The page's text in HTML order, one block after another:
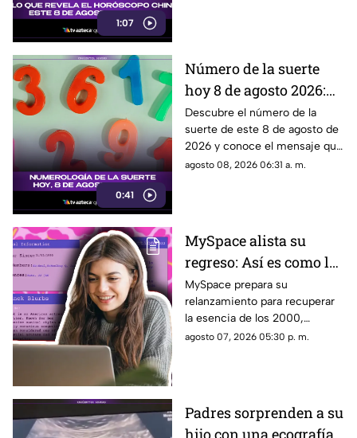
1:07
0:41
Número de la suerte
hoy 8 de agosto 2026:
descubre qué dice la
numerología para ti
Descubre el número de la
suerte de este 8 de agosto de
2026 y conoce el mensaje que
la numerología tiene para ti.
agosto 08, 2026 06:31 a. m.
MySpace alista su
regreso: Así es como la
icónica red social
busca volver y revivir
la esencia de los años
2000
MySpace prepara su
relanzamiento para recuperar
la esencia de los 2000,
conectando a músicos y
agosto 07, 2026 05:30 p. m.
Padres sorprenden a su
hijo con una ecografía